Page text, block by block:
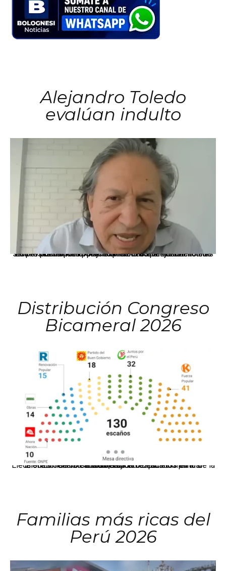
Alejandro Toledo
evalúan indulto
La presidenta Keiko Fujimori informó que la solicitud de indulto presentada por el expresidente Alejandro Toledo será evaluada por la Comisión de Gracias Presidenciales conforme al procedimiento establecido.
Distribución Congreso
Bicameral 2026
El JNE oficializó la distribución de escaños para la elección de 60 senadores y 130 diputados en las Elecciones Generales 2026, tras el restablecimiento de la Bicameralidad.
Familias más ricas del
Perú 2026